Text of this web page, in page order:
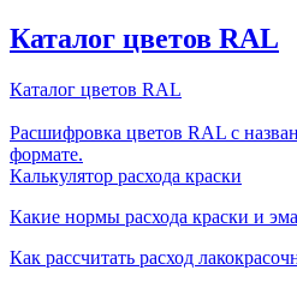
Каталог цветов RAL
Каталог цветов RAL
Расшифровка цветов RAL с
формате.
Калькулятор расхода краски
Какие нормы расхода краски и
Как рассчитать расход